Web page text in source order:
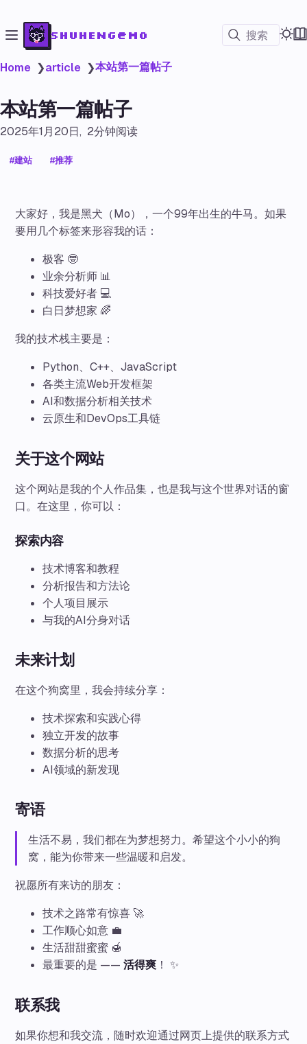
shuheng@mo 搜索
Home ❯article ❯本站第一篇帖子
本站第一篇帖子
2025年1月20日 2分钟阅读
建站 推荐
大家好，我是黑犬（Mo），一个99年出生的牛马。如果
要用几个标签来形容我的话：
极客 🤓
业余分析师 📊
科技爱好者 💻
白日梦想家 🌈
我的技术栈主要是：
Python、C++、JavaScript
各类主流Web开发框架
AI和数据分析相关技术
云原生和DevOps工具链
关于这个网站
这个网站是我的个人作品集，也是我与这个世界对话的窗
口。在这里，你可以：
探索内容
技术博客和教程
分析报告和方法论
个人项目展示
与我的AI分身对话
未来计划
在这个狗窝里，我会持续分享：
技术探索和实践心得
独立开发的故事
数据分析的思考
AI领域的新发现
寄语
生活不易，我们都在为梦想努力。希望这个小小的狗
窝，能为你带来一些温暖和启发。
祝愿所有来访的朋友：
技术之路常有惊喜 🚀
工作顺心如意 💼
生活甜甜蜜蜜 🍯
最重要的是 ——活得爽 ！ ✨
联系我
如果你想和我交流，随时欢迎通过网页上提供的联系方式